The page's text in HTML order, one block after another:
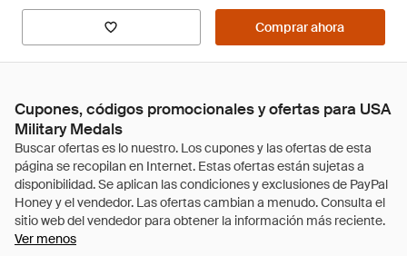
Comprar ahora
Cupones, códigos promocionales y ofertas para USA
Military Medals
Ver menos